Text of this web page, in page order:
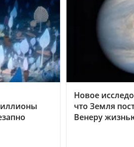
Новое
что Земля
Венеру